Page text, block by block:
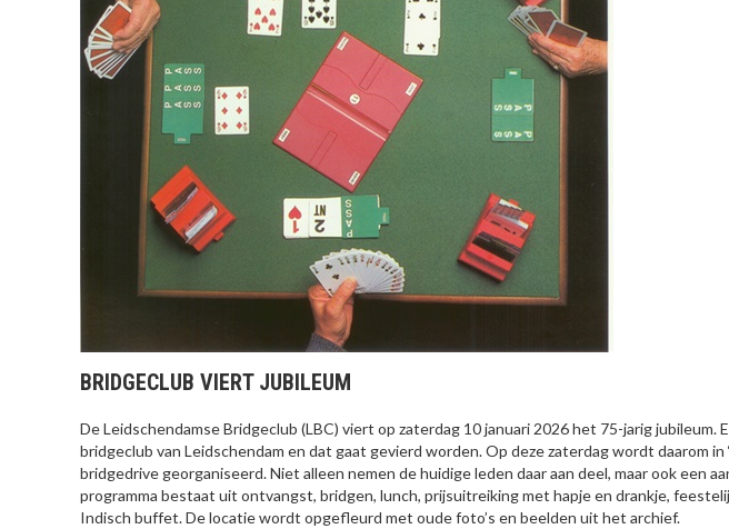
BRIDGECLUB VIERT JUBILEUM
De Leidschendamse Bridgeclub (LBC) viert op zaterdag 10 januari 2026 het 75-jarig jubileum.
bridgeclub van Leidschendam en dat gaat gevierd worden. Op deze zaterdag wordt daarom in
bridgedrive georganiseerd. Niet alleen nemen de huidige leden daar aan deel, maar ook een
programma bestaat uit ontvangst, bridgen, lunch, prijsuitreiking met hapje en drankje,
Indisch buffet. De locatie wordt opgefleurd met oude foto’s en beelden uit het archief.